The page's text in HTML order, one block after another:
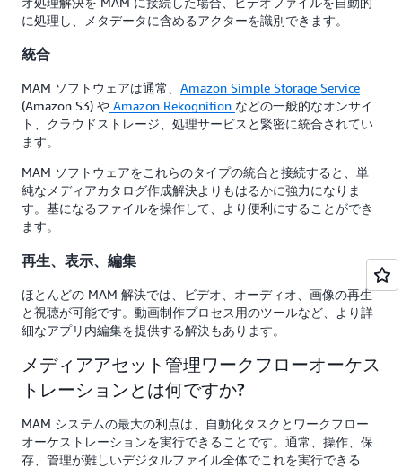
に処理し、メタデータに含めるアクターを識別できます。
統合
MAM ソフトウェアは通常、 Amazon Simple Storage Service
(Amazon S3) や Amazon Rekognition などの一般的なオンサイ
ト、クラウドストレージ、処理サービスと緊密に統合されてい
ます。
MAM ソフトウェアをこれらのタイプの統合と接続すると、単
純なメディアカタログ作成解決よりもはるかに強力になりま
す。基になるファイルを操作して、より便利にすることができ
ます。
再生、表示、編集
ほとんどの MAM 解決では、ビデオ、オーディオ、画像の再生
と視聴が可能です。動画制作プロセス用のツールなど、より詳
細なアプリ内編集を提供する解決もあります。
メディアアセット管理ワークフローオーケス
トレーションとは何ですか?
MAM システムの最大の利点は、自動化タスクとワークフロー
オーケストレーションを実行できることです。通常、操作、保
存、管理が難しいデジタルファイル全体でこれを実行できる